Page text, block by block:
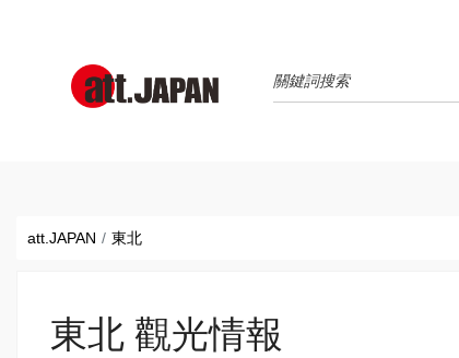
att.JAPAN 東北
東北 觀光情報